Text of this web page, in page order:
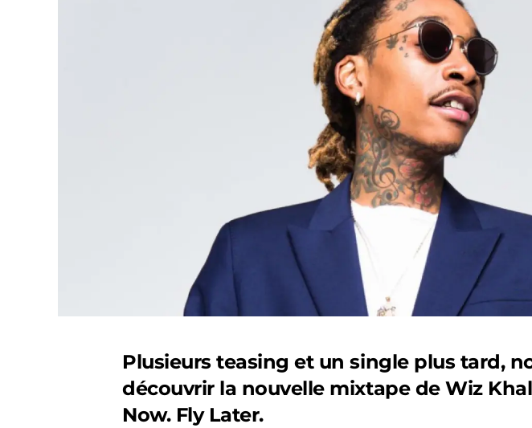
Plusieurs teasing et un single plus tard,
découvrir la nouvelle mixtape de Wiz
Now. Fly Later.